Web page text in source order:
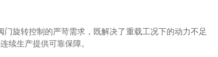
旋转控制的严苛需求，既解决了重载工况下的动力不足
续生产提供可靠保障。